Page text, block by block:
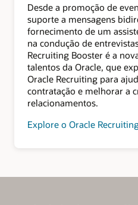
Desde a promoção de
suporte a mensagens
fornecimento de um
na condução de
Recruiting Booster é a
talentos da Oracle, que
Oracle Recruiting para
contratação e melhorar a
relacionamentos.
Explore o Oracle